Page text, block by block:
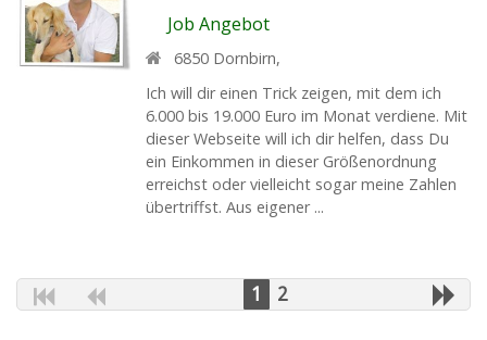
Job Angebot
6850 Dornbirn,
Ich will dir einen Trick zeigen, mit dem ich
6.000 bis 19.000 Euro im Monat verdiene. Mit
dieser Webseite will ich dir helfen, dass Du
ein Einkommen in dieser Größenordnung
erreichst oder vielleicht sogar meine Zahlen
übertriffst. Aus eigener ...
1 2